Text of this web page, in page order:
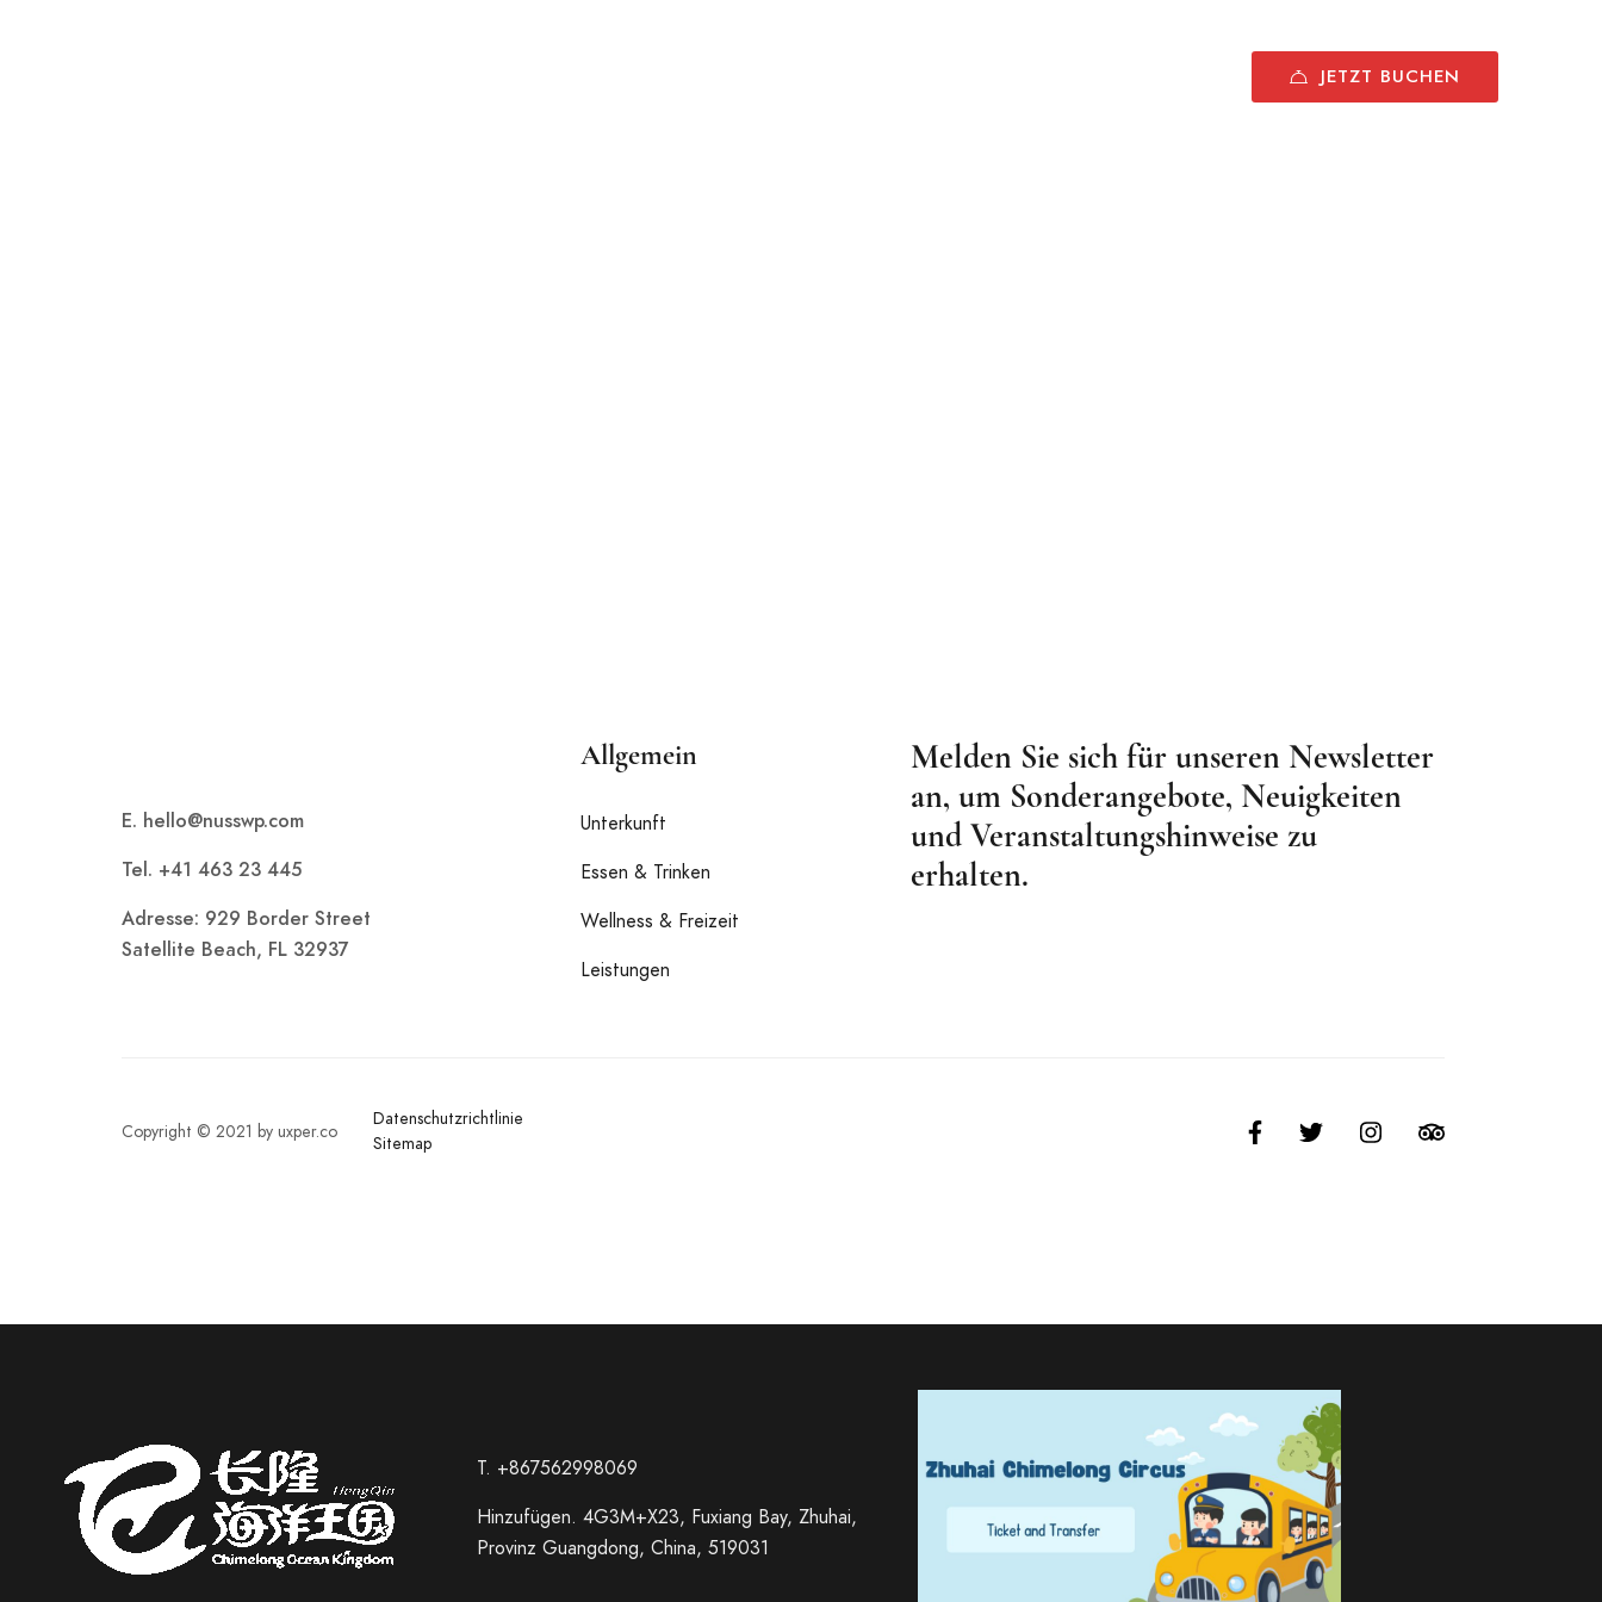
JETZT BUCHEN
E. hello@nusswp.com
Tel. +41 463 23 445
Adresse: 929 Border Street
Satellite Beach, FL 32937
Allgemein
Unterkunft
Essen & Trinken
Wellness & Freizeit
Leistungen
Melden Sie sich für unseren Newsletter
an, um Sonderangebote, Neuigkeiten
und Veranstaltungshinweise zu
erhalten.
Copyright © 2021 by uxper.co
Datenschutzrichtlinie
Sitemap
T. +867562998069
Hinzufügen. 4G3M+X23, Fuxiang Bay, Zhuhai,
Provinz Guangdong, China, 519031
Spanish
Italian
Russian